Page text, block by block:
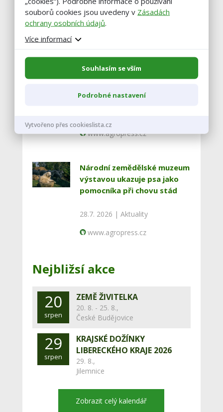
Podobné články
Zemědělci na jihu Čech snižují
stavy skotu, kvůli suchu
nemají krmivo
www.agropress.cz
Národní zemědělské muzeum
výstavou ukazuje psa jako
pomocníka při chovu stád
28.7. 2026 | Aktuality
www.agropress.cz
Nejbližsí akce
20
srpen
ZEMĚ ŽIVITELKA
20. 8. - 25. 8.,
České Budějovice
29
srpen
KRAJSKÉ DOŽÍNKY
LIBERECKÉHO KRAJE 2026
29. 8.,
Jilemnice
Zobrazit celý kalendář
souborů cookies jsou uvedeny v Zásadách
ochrany osobních údajů.
Více informací
Souhlasím se vším
Podrobné nastavení
Vytvořeno přes cookieslista.cz